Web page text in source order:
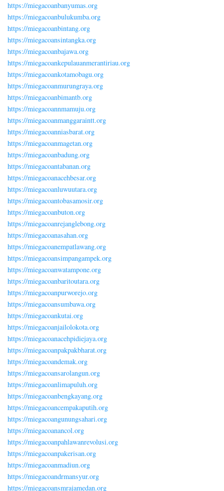
https://miegacoanbanyumas.org
https://miegacoanbulukumba.org
https://miegacoanbintang.org
https://miegacoansintangka.org
https://miegacoanbajawa.org
https://miegacoankepulauanmerantiriau.org
https://miegacoankotamobagu.org
https://miegacoanmurungraya.org
https://miegacoanbimantb.org
https://miegacoannmamuju.org
https://miegacoanmanggaraintt.org
https://miegacoanniasbarat.org
https://miegacoanmagetan.org
https://miegacoanbadung.org
https://miegacoantabanan.org
https://miegacoanacehbesar.org
https://miegacoanluwuutara.org
https://miegacoantobasamosir.org
https://miegacoanbuton.org
https://miegacoanrejanglebong.org
https://miegacoanasahan.org
https://miegacoanempatlawang.org
https://miegacoansimpangampek.org
https://miegacoanwatampone.org
https://miegacoanbaritoutara.org
https://miegacoanpurworejo.org
https://miegacoansumbawa.org
https://miegacoankutai.org
https://miegacoanjailolokota.org
https://miegacoanacehpidiejaya.org
https://miegacoanpakpakbharat.org
https://miegacoandemak.org
https://miegacoansarolangun.org
https://miegacoanlimapuluh.org
https://miegacoanbengkayang.org
https://miegacoancempakaputih.org
https://miegacoangunungsahari.org
https://miegacoanancol.org
https://miegacoanpahlawanrevolusi.org
https://miegacoanpakerisan.org
https://miegacoanmadiun.org
https://miegacoandrmansyur.org
https://miegacoansmrajamedan.org